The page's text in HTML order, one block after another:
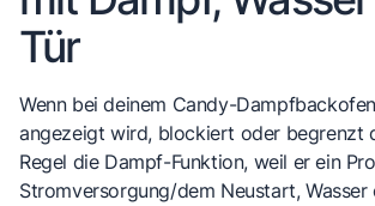
Tür
Wenn bei deinem Candy-
angezeigt wird, blockiert oder begrenzt
Regel die Dampf-Funktion, weil er ein
Stromversorgung/dem Neustart,Wasser